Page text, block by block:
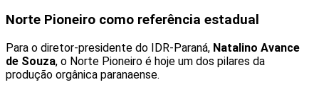
Norte Pioneiro como referência estadual
Para o diretor-presidente do IDR-Paraná, Natalino Avance
de Souza, o Norte Pioneiro é hoje um dos pilares da
produção orgânica paranaense.